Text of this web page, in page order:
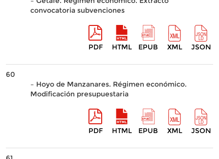
convocatoria subvenciones
PDF HTML EPUB XML JSON
60
– Hoyo de Manzanares. Régimen económico.
Modificación presupuestaria
PDF HTML EPUB XML JSON